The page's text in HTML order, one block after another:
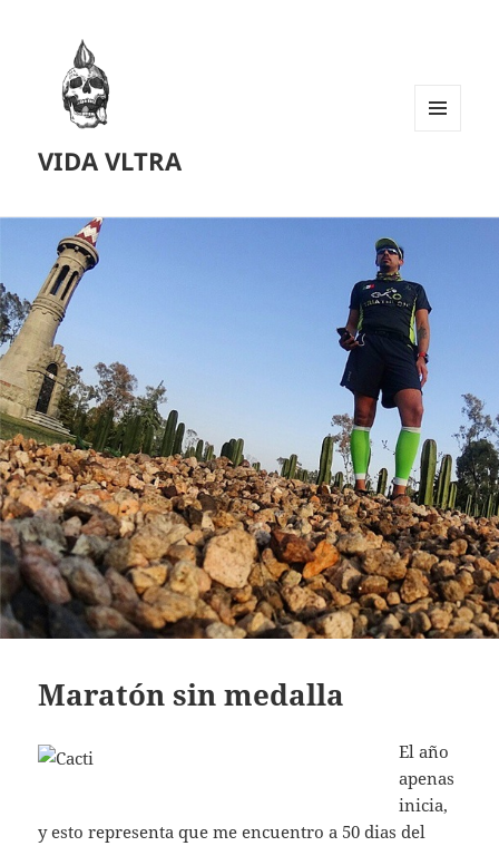
VIDA VLTRA
Maratón sin medalla
El año
apenas
inicia,
y esto representa que me encuentro a 50 dias del